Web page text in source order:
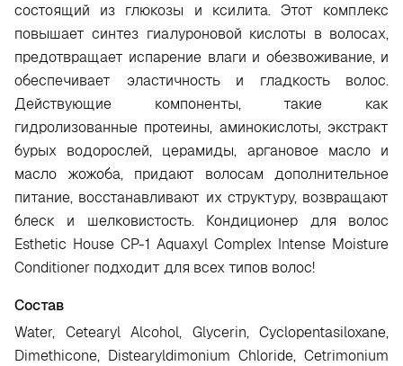
состоящий из глюкозы и ксилита. Этот комплекс
повышает синтез гиалуроновой кислоты в волосах,
предотвращает испарение влаги и обезвоживание, и
обеспечивает эластичность и гладкость волос.
Действующие компоненты, такие как
гидролизованные протеины, аминокислоты, экстракт
бурых водорослей, церамиды, аргановое масло и
масло жожоба, придают волосам дополнительное
питание, восстанавливают их структуру, возвращают
блеск и шелковистость. Кондиционер для волос
Esthetic House CP-1 Aquaxyl Complex Intense Moisture
Conditioner подходит для всех типов волос!
Состав
Water, Cetearyl Alcohol, Glycerin, Cyclopentasiloxane,
Dimethicone, Distearyldimonium Chloride, Cetrimonium